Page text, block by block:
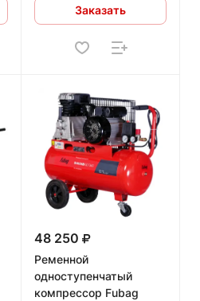
Заказать
48 250
Ременной
одноступенчатый
компрессор Fubag